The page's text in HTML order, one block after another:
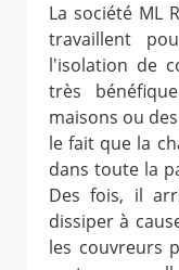
La société ML
travaillent
l'isolation de
très
maisons ou
le fait que la
dans toute la
Des fois, il
dissiper à
les couvreurs